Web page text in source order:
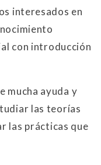
interesados en
con introducción
mucha ayuda y
las teorías
las prácticas que